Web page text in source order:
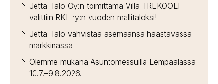
Jetta-Talo Oy:n toimittama Villa TREKOOLI
valittiin RKL ry:n vuoden mallitaloksi!
Jetta-Talo vahvistaa asemaansa haastavassa
markkinassa
Olemme mukana Asuntomessuilla Lempäälässä
10.7.–9.8.2026.